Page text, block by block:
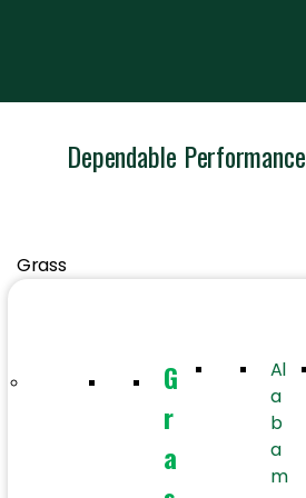
Dependable Performance
Grass
G
r
a
Al
a
b
a
m